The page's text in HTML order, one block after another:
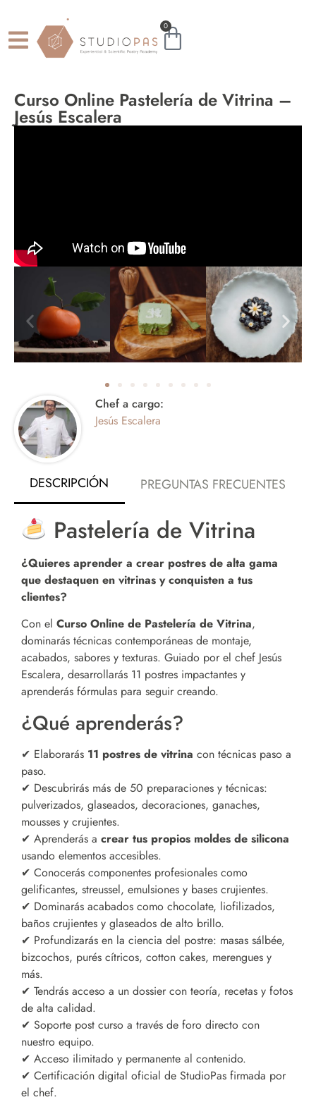
0
Curso Online Pastelería de Vitrina –
Jesús Escalera
Chef a cargo:
Jesús Escalera
DESCRIPCIÓN PREGUNTAS FRECUENTES
Pastelería de Vitrina
¿Quieres aprender a crear postres de alta gama
que destaquen en vitrinas y conquisten a tus
clientes?
Con el Curso Online de Pastelería de Vitrina,
dominarás técnicas contemporáneas de montaje,
acabados, sabores y texturas. Guiado por el chef Jesús
Escalera, desarrollarás 11 postres impactantes y
aprenderás fórmulas para seguir creando.
¿Qué aprenderás?
✔ Elaborarás 11 postres de vitrina con técnicas paso a
paso.
✔ Descubrirás más de 50 preparaciones y técnicas:
pulverizados, glaseados, decoraciones, ganaches,
mousses y crujientes.
✔ Aprenderás a crear tus propios moldes de silicona
usando elementos accesibles.
✔ Conocerás componentes profesionales como
gelificantes, streussel, emulsiones y bases crujientes.
✔ Dominarás acabados como chocolate, liofilizados,
baños crujientes y glaseados de alto brillo.
✔ Profundizarás en la ciencia del postre: masas sálbée,
bizcochos, purés cítricos, cotton cakes, merengues y
más.
✔ Tendrás acceso a un dossier con teoría, recetas y fotos
de alta calidad.
✔ Soporte post curso a través de foro directo con
nuestro equipo.
✔ Acceso ilimitado y permanente al contenido.
✔ Certificación digital oficial de StudioPas firmada por
el chef.